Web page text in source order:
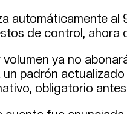
automáticamente
de control,
ya no
padrón
obligatorio